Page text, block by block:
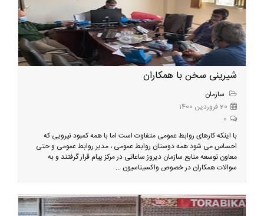
شیرینی سخن با همکاران
سازمان
20 فروردین 1400
0
با اینکه کارهای روابط عمومی متفاوت است اما با همه کمبود نیرویی که
احساس می شود همه دوستان روابط عمومی ، مدیر روابط عمومی و حتی
معاون توسعه منابع سازمان دیروز ساعاتی در مرکز پیام قرار گرفتند و به
سوالات همکاران در خصوص واکسیناسیون ...